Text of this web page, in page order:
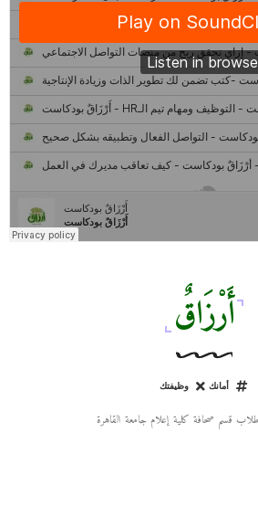
عن مشروع "رواد 2030″
للثقافة والفنون | نموذج المركز القروي الريادي في الثقافة
أَرْزَاقٌ
أمانك وظيفتك
قسم صحافة كلية إعلام جامعة القاهرة